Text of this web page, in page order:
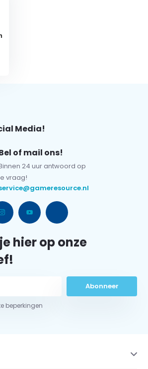
Media!
of mail ons!
24 uur antwoord op
vraag!
hier op onze
Abonneer
beperkingen